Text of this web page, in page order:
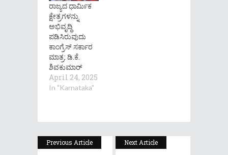
ರಾಜ್ಯದ ಧಾರ್ಮಿಕ
ಕ್ಷೇತ್ರಗಳನ್ನು
ಅಭಿವೃದ್ಧಿ
ಪಡಿಸಿರುವುದು
ಕಾಂಗ್ರೆಸ್ ಸರ್ಕಾರ
ಮಾತ್ರ: ಡಿ.ಕೆ.
ಶಿವಕುಮಾರ್
April 24, 2025
In "Karnataka"
Previous Article Next Article